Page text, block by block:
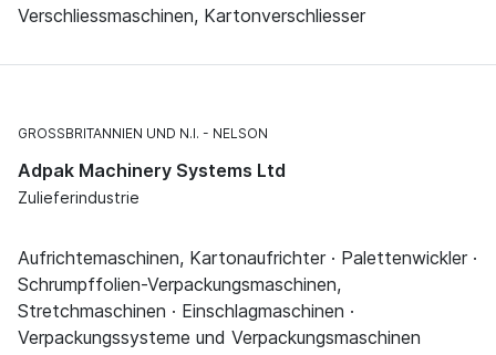
Verschliessmaschinen, Kartonverschliesser
GROSSBRITANNIEN UND N.I. NELSON
Adpak Machinery Systems Ltd
Zulieferindustrie
Aufrichtemaschinen, Kartonaufrichter · Palettenwickler ·
Schrumpffolien-Verpackungsmaschinen,
Stretchmaschinen · Einschlagmaschinen ·
Verpackungssysteme und Verpackungsmaschinen